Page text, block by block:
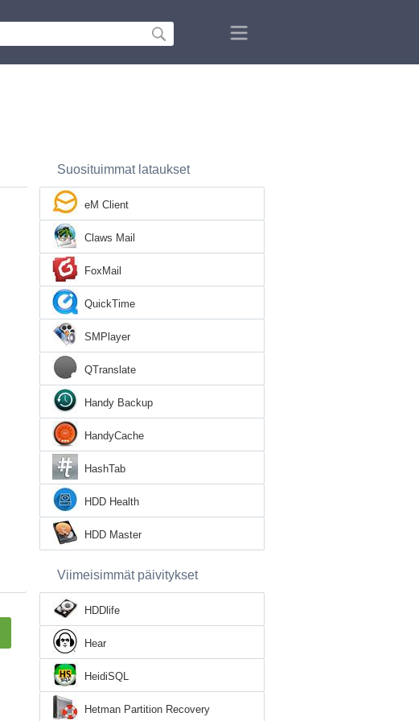
Suosituimmat lataukset
eM Client
Claws Mail
FoxMail
QuickTime
SMPlayer
QTranslate
Handy Backup
HandyCache
HashTab
HDD Health
HDD Master
Viimeisimmät päivitykset
HDDlife
Hear
HeidiSQL
Hetman Partition Recovery